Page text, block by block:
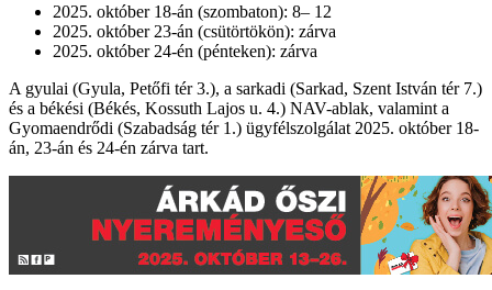
2025. október 18-án (szombaton): 8– 12
2025. október 23-án (csütörtökön): zárva
2025. október 24-én (pénteken): zárva
A gyulai (Gyula, Petőfi tér 3.), a sarkadi (Sarkad, Szent István tér 7.)
és a békési (Békés, Kossuth Lajos u. 4.) NAV-ablak, valamint a
Gyomaendrődi (Szabadság tér 1.) ügyfélszolgálat 2025. október 18-
án, 23-án és 24-én zárva tart.